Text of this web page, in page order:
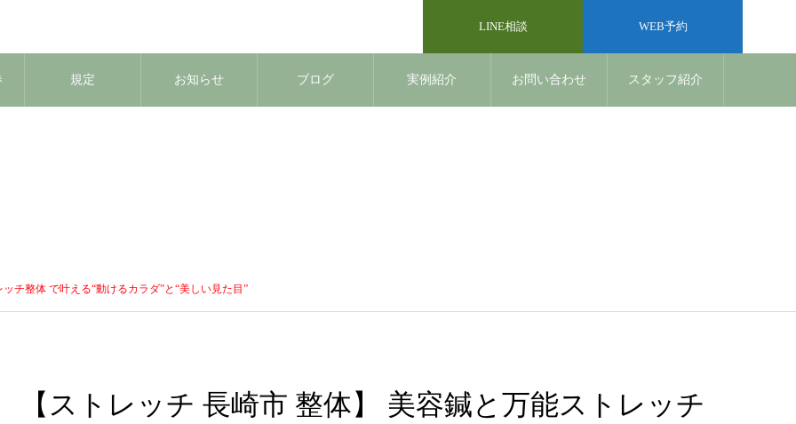
LINE相談 WEB予約
規定 お知らせ ブログ 実例紹介 お問い合わせ スタッフ紹介
チ整体 で叶える“動けるカラダ”と“美しい見た目”
【ストレッチ 長崎市 整体】 美容鍼と万能ストレッチ